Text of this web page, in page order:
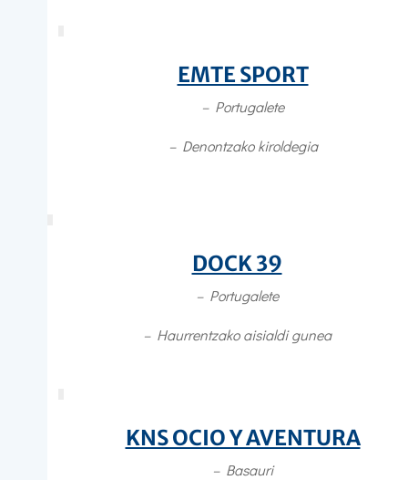
EMTE SPORT
– Portugalete
– Denontzako kiroldegia
DOCK 39
– Portugalete
– Haurrentzako aisialdi gunea
KNS OCIO Y AVENTURA
– Basauri